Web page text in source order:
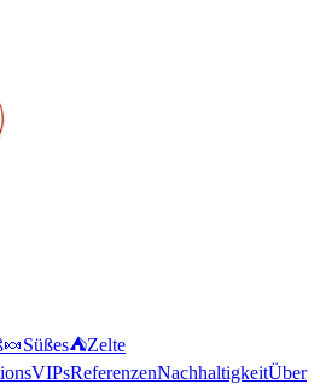
🍬Süßes⛺Zelte
VIPsReferenzenNachhaltigkeitÜber